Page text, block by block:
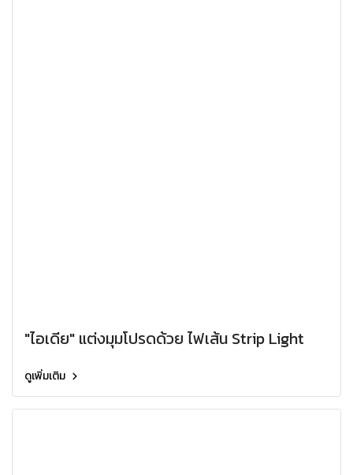
"ไอเดีย" แต่งมุมโปรดด้วย ไฟเส้น Strip Light
ดูเพิ่มเติม